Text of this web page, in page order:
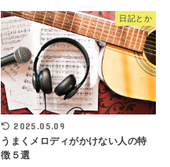
日記とか
2025.05.09
うまくメロディがかけない人の特
徴５選